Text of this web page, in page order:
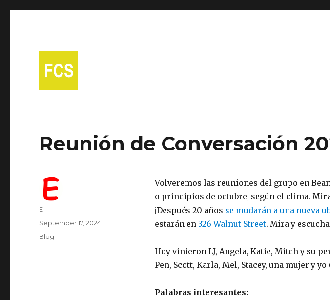
Reunión de Conversación
Volveremos las reuniones del grupo en
o principios de octubre, según el clima.
¡Después 20 años se mudarán a una nueva
estarán en 326 Walnut Street. Mira y
Hoy vinieron LJ, Angela, Katie, Mitch y su
Pen, Scott, Karla, Mel, Stacey, una mujer y
Palabras interesantes:
Author
E
Posted
on
September 17, 2024
Categories
Blog